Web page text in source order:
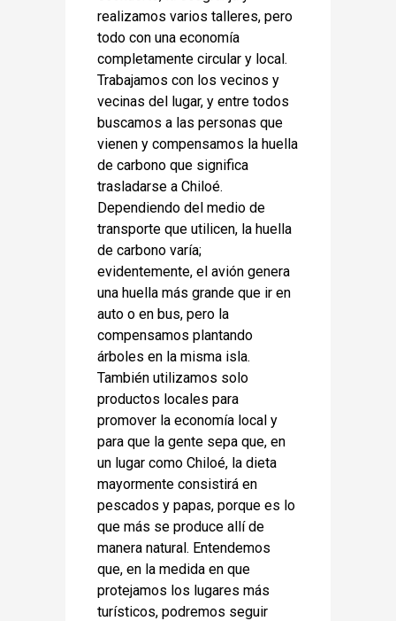
realizamos varios talleres, pero
todo con una economía
completamente circular y local.
Trabajamos con los vecinos y
vecinas del lugar, y entre todos
buscamos a las personas que
vienen y compensamos la huella
de carbono que significa
trasladarse a Chiloé.
Dependiendo del medio de
transporte que utilicen, la huella
de carbono varía;
evidentemente, el avión genera
una huella más grande que ir en
auto o en bus, pero la
compensamos plantando
árboles en la misma isla.
También utilizamos solo
productos locales para
promover la economía local y
para que la gente sepa que, en
un lugar como Chiloé, la dieta
mayormente consistirá en
pescados y papas, porque es lo
que más se produce allí de
manera natural. Entendemos
que, en la medida en que
protejamos los lugares más
turísticos, podremos seguir